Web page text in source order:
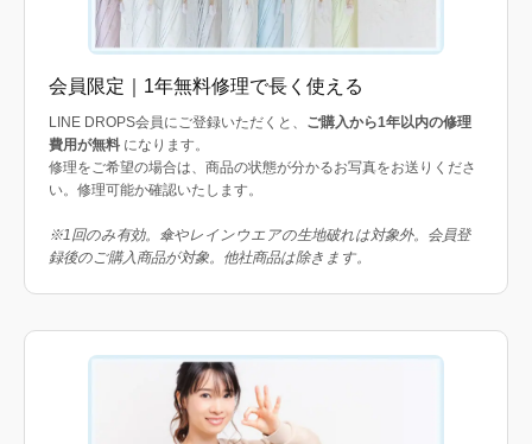
会員限定｜1年無料修理で長く使える
LINE DROPS会員にご登録いただくと、 ご購入から1年以内の修理
費用が無料 になります。
修理をご希望の場合は、商品の状態が分かるお写真をお送りくださ
い。修理可能か確認いたします。
※1回のみ有効。傘やレインウエアの生地破れは対象外。会員登
録後のご購入商品が対象。他社商品は除きます。